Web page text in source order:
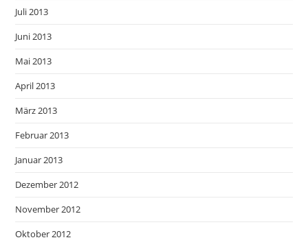
Juli 2013
Juni 2013
Mai 2013
April 2013
März 2013
Februar 2013
Januar 2013
Dezember 2012
November 2012
Oktober 2012